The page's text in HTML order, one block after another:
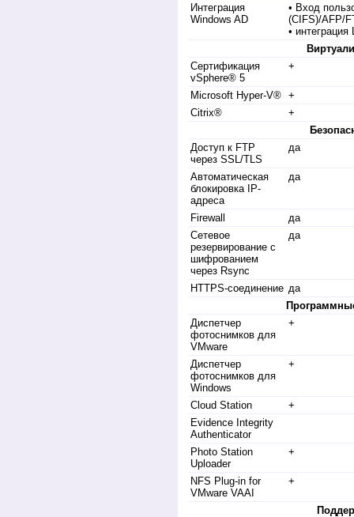
Интеграция
Windows AD
• Вход
(CIFS)/AFP/
• интеграция
Сертификация
vSphere® 5
+
Microsoft Hyper-V® +
Citrix®
+
Доступ к FTP
через SSL/TLS
да
Автоматическая
блокировка IP-
адреса
да
Firewall
да
Сетевое
резервирование с
шифрованием
через Rsync
да
HTTPS-соединение да
Диспетчер
фотоснимков для
VMware
+
Диспетчер
фотоснимков для
Windows
+
Cloud Station
+
Evidence Integrity
Authenticator
Photo Station
Uploader
+
NFS Plug-in for
VMware VAAI
+